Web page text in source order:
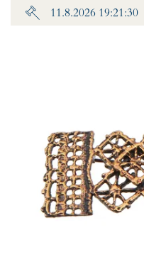
11.8.2026 19:21:30